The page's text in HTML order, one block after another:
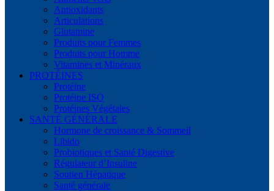
Antioxidants
Articulations
Glutamine
Produits pour Femmes
Produits pour Homme
Vitamines et Minéraux
PROTÉINES
Protéine
Protéine ISO
Protéines Végétales
SANTÉ GÉNÉRALE
Hormone de croissance & Sommeil
Libido
Probiotiques et Santé Digestive
Régulateur d’Insuline
Soutien Hépatique
Santé générale